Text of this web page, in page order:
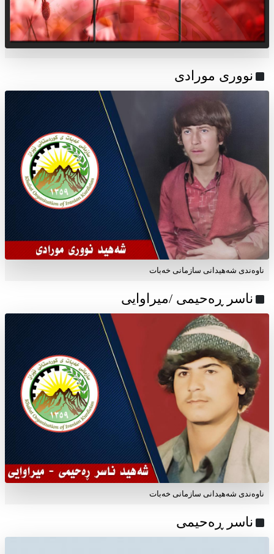
نووری مورادی
ناوه‌ندی شه‌هیدانی سازمانی خه‌بات
ناسر ڕەحیمی /میراوایی
ناوه‌ندی شه‌هیدانی سازمانی خه‌بات
ناسر ڕه‌حیمی